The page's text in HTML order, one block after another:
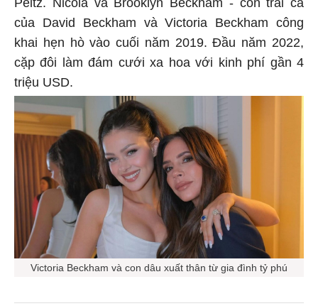
Peltz. Nicola và Brooklyn Beckham - con trai cả
của David Beckham và Victoria Beckham công
khai hẹn hò vào cuối năm 2019. Đầu năm 2022,
cặp đôi làm đám cưới xa hoa với kinh phí gần 4
triệu USD.
Victoria Beckham và con dâu xuất thân từ gia đình tỷ phú